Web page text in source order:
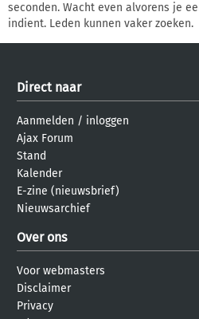
seconden. Wacht even alvorens je
indient. Leden kunnen vaker zoeken.
Direct naar
Aanmelden / inloggen
Ajax Forum
Stand
Kalender
E-zine (nieuwsbrief)
Nieuwsarchief
Over ons
Voor webmasters
Disclaimer
Privacy